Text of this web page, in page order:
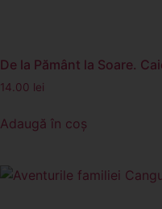
De la Pământ la Soare.
14.00 lei
Adaugă în coș